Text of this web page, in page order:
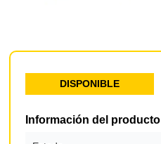
DISPONIBLE
Información del producto